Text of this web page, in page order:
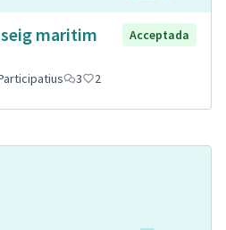
maritim
Acceptada
3 2